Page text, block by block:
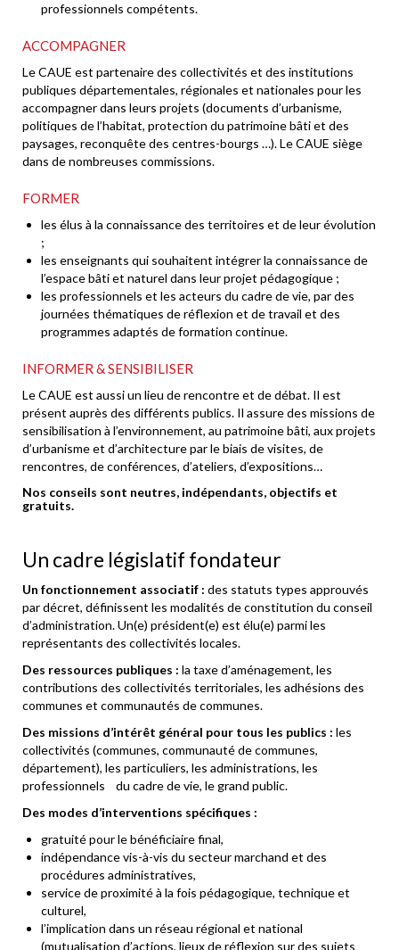
professionnels compétents.
ACCOMPAGNER
Le CAUE est partenaire des collectivités et des institutions
publiques départementales, régionales et nationales pour les
accompagner dans leurs projets (documents d’urbanisme,
politiques de l’habitat, protection du patrimoine bâti et des
paysages, reconquête des centres-bourgs …). Le CAUE siège
dans de nombreuses commissions.
FORMER
les élus à la connaissance des territoires et de leur évolution
;
les enseignants qui souhaitent intégrer la connaissance de
l’espace bâti et naturel dans leur projet pédagogique ;
les professionnels et les acteurs du cadre de vie, par des
journées thématiques de réflexion et de travail et des
programmes adaptés de formation continue.
INFORMER & SENSIBILISER
Le CAUE est aussi un lieu de rencontre et de débat. Il est
présent auprès des différents publics. Il assure des missions de
sensibilisation à l’environnement, au patrimoine bâti, aux projets
d’urbanisme et d’architecture par le biais de visites, de
rencontres, de conférences, d’ateliers, d’expositions…
Nos conseils sont neutres, indépendants, objectifs et
gratuits.
Un cadre législatif fondateur
Un fonctionnement associatif : des statuts types approuvés
par décret, définissent les modalités de constitution du conseil
d’administration. Un(e) président(e) est élu(e) parmi les
représentants des collectivités locales.
Des ressources publiques : la taxe d’aménagement, les
contributions des collectivités territoriales, les adhésions des
communes et communautés de communes.
Des missions d’intérêt général pour tous les publics : les
collectivités (communes, communauté de communes,
département), les particuliers, les administrations, les
professionnels du cadre de vie, le grand public.
Des modes d’interventions spécifiques :
gratuité pour le bénéficiaire final,
indépendance vis-à-vis du secteur marchand et des
procédures administratives,
service de proximité à la fois pédagogique, technique et
culturel,
l’implication dans un réseau régional et national
(mutualisation d’actions, lieux de réflexion sur des sujets